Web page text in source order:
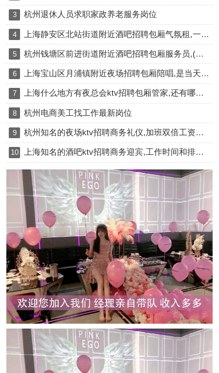
3 杭州退休人员求职家政养老服务岗位
4 上海静安区北站街道附近酒吧招聘包厢气氛租,一个月上几天班
5 杭州钱塘区前进街道附近酒吧招聘包厢服务员,(不抽台费)
6 上海宝山区月浦镇附近夜场招聘包厢陪唱,是当天上班当天发薪吗？
7 上海什么地方有夜总会ktv招聘包厢管家,还有哪些职位
8 杭州电商美工找工作最新岗位
9 杭州知名的夜场ktv招聘商务礼仪,加班双倍工资吗？
10 上海知名的酒吧ktv招聘商务迎宾,工作时间和排班制度是怎样的？